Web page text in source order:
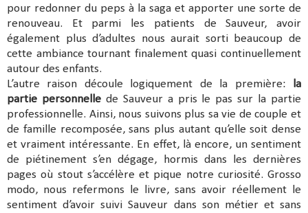
pour redonner du peps à la saga et apporter une sorte de
renouveau. Et parmi les patients de Sauveur, avoir
également plus d’adultes nous aurait sorti beaucoup de
cette ambiance tournant finalement quasi continuellement
autour des enfants.
L’autre raison découle logiquement de la première:
la
partie personnellede Sauveur a pris le pas sur la partie
professionnelle. Ainsi, nous suivons plus sa vie de couple et
de famille recomposée, sans plus autant qu’elle soit dense
et vraiment intéressante. En effet, là encore, un sentiment
de piétinement s’en dégage, hormis dans les dernières
pages où stout s’accélère et pique notre curiosité. Grosso
modo, nous refermons le livre, sans avoir réellement le
sentiment d’avoir suivi Sauveur dans son métier et sans